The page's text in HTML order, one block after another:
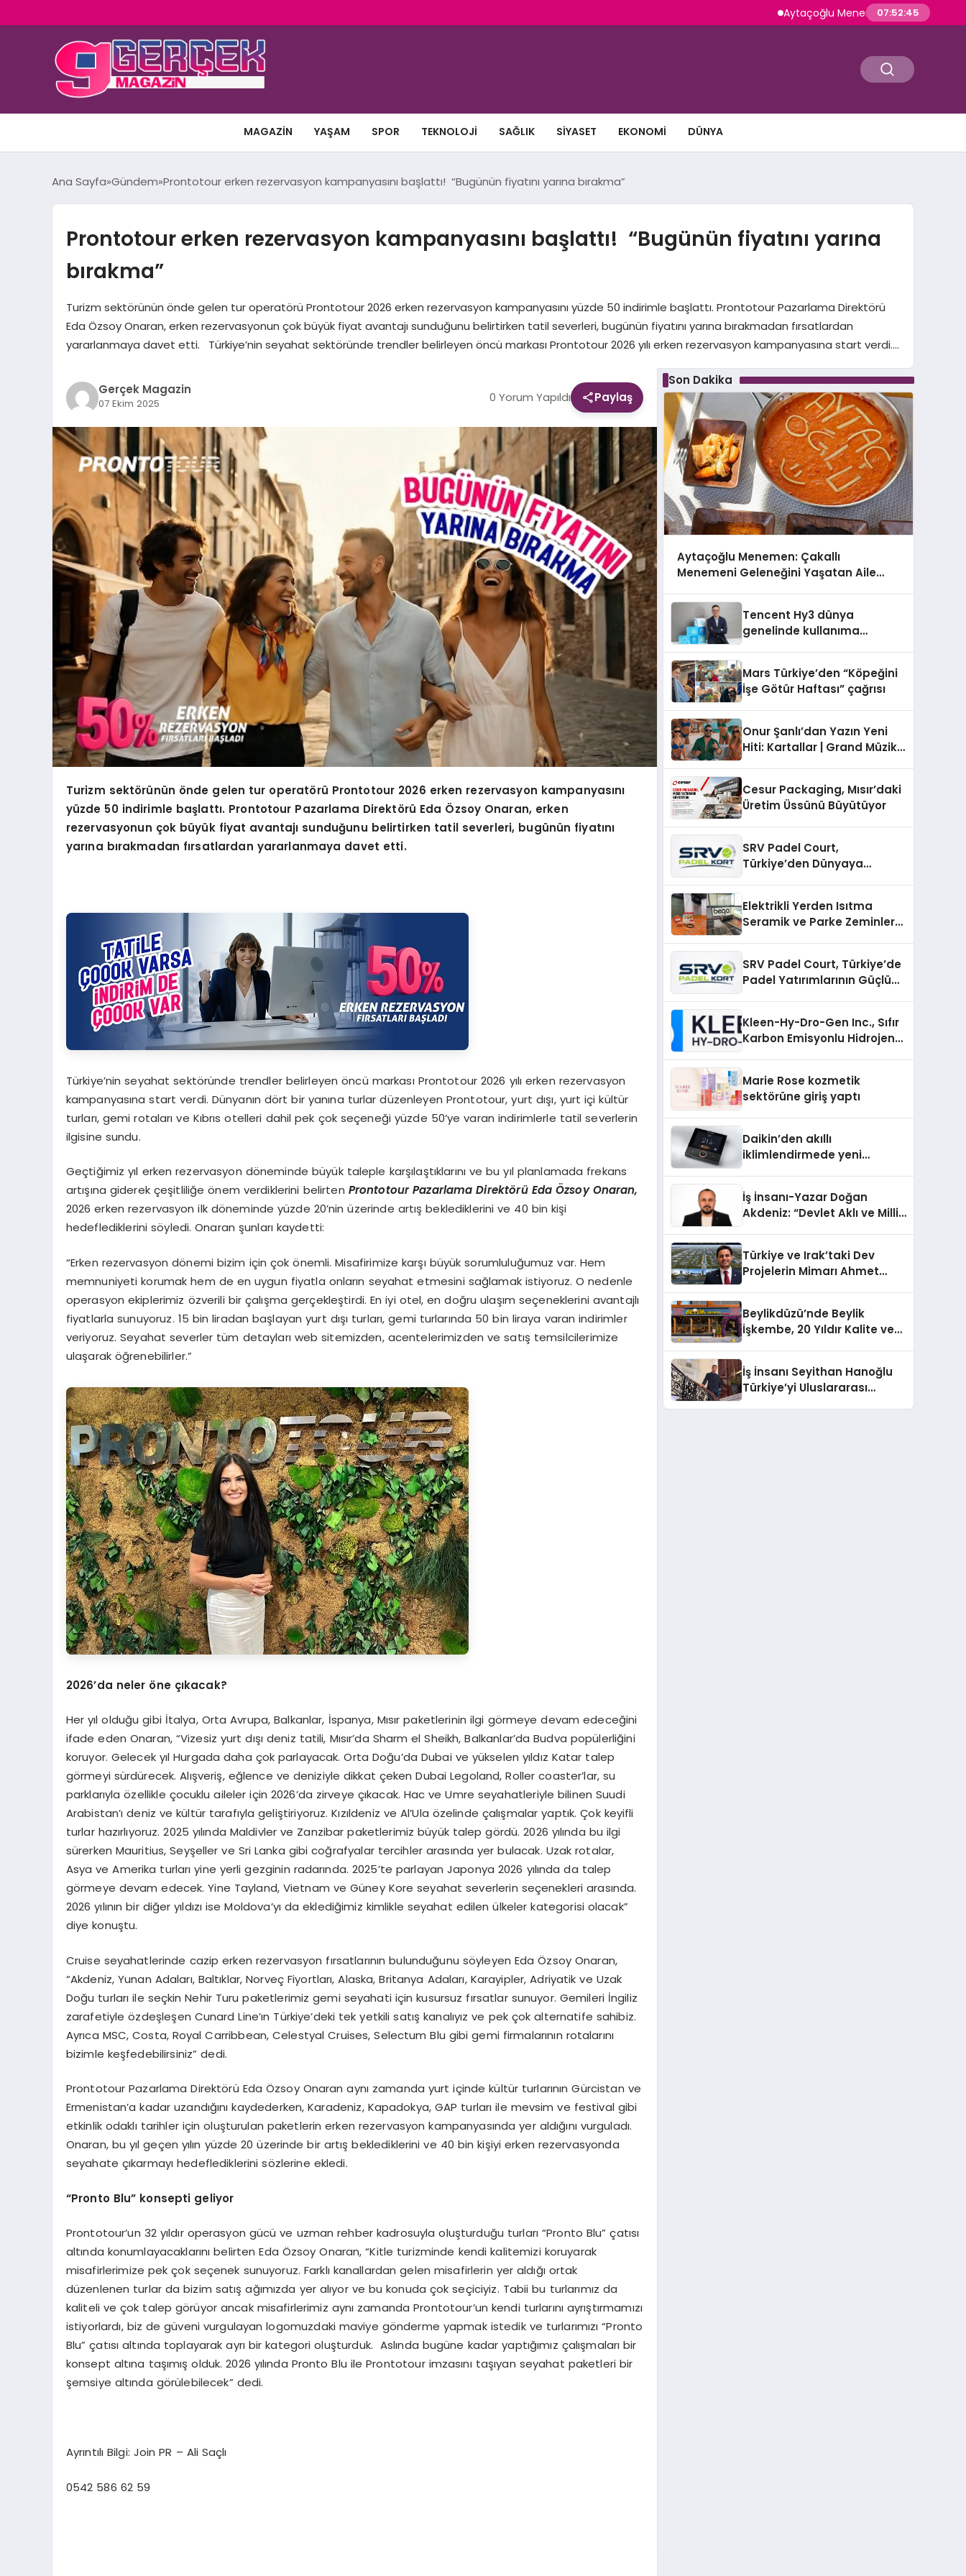
Aytaçoğlu Menemen: Çakallı Menemeni
07:52:47
MAGAZIN YAŞAM SPOR TEKNOLOJI SAĞLIK SIYASET EKONOMI DÜNYA
Ana Sayfa Gündem Prontotour erken rezervasyon kampanyasını başlattı! “Bugünün fiyatını yarına bırakma”
Prontotour erken rezervasyon kampanyasını başlattı! “Bugünün fiyatını yarına
bırakma”
Turizm sektörünün önde gelen tur operatörü Prontotour 2026 erken rezervasyon kampanyasını yüzde 50 indirimle başlattı. Prontotour Pazarlama Direktörü
Eda Özsoy Onaran, erken rezervasyonun çok büyük fiyat avantajı sunduğunu belirtirken tatil severleri, bugünün fiyatını yarına bırakmadan fırsatlardan
yararlanmaya davet etti. Türkiye’nin seyahat sektöründe trendler belirleyen öncü markası Prontotour 2026 yılı erken rezervasyon kampanyasına start verdi….
Gerçek Magazin
07 Ekim 2025 0 Yorum Yapıldı Paylaş
Turizm sektörünün önde gelen tur operatörü Prontotour 2026 erken rezervasyon kampanyasını
yüzde 50 indirimle başlattı. Prontotour Pazarlama Direktörü Eda Özsoy Onaran, erken
rezervasyonun çok büyük fiyat avantajı sunduğunu belirtirken tatil severleri, bugünün fiyatını
yarına bırakmadan fırsatlardan yararlanmaya davet etti.
Türkiye’nin seyahat sektöründe trendler belirleyen öncü markası Prontotour 2026 yılı erken rezervasyon
kampanyasına start verdi. Dünyanın dört bir yanına turlar düzenleyen Prontotour, yurt dışı, yurt içi kültür
turları, gemi rotaları ve Kıbrıs otelleri dahil pek çok seçeneği yüzde 50’ye varan indirimlerle tatil severlerin
ilgisine sundu.
Geçtiğimiz yıl erken rezervasyon döneminde büyük taleple karşılaştıklarını ve bu yıl planlamada frekans
artışına giderek çeşitliliğe önem verdiklerini belirten Prontotour Pazarlama Direktörü Eda Özsoy Onaran,
2026 erken rezervasyon ilk döneminde yüzde 20’nin üzerinde artış beklediklerini ve 40 bin kişi
hedeflediklerini söyledi. Onaran şunları kaydetti:
“Erken rezervasyon dönemi bizim için çok önemli. Misafirimize karşı büyük sorumluluğumuz var. Hem
memnuniyeti korumak hem de en uygun fiyatla onların seyahat etmesini sağlamak istiyoruz. O nedenle
operasyon ekiplerimiz özverili bir çalışma gerçekleştirdi. En iyi otel, en doğru ulaşım seçeneklerini avantajlı
fiyatlarla sunuyoruz. 15 bin liradan başlayan yurt dışı turları, gemi turlarında 50 bin liraya varan indirimler
veriyoruz. Seyahat severler tüm detayları web sitemizden, acentelerimizden ve satış temsilcilerimize
ulaşarak öğrenebilirler.”
2026’da neler öne çıkacak?
Her yıl olduğu gibi İtalya, Orta Avrupa, Balkanlar, İspanya, Mısır paketlerinin ilgi görmeye devam edeceğini
ifade eden Onaran, “Vizesiz yurt dışı deniz tatili, Mısır’da Sharm el Sheikh, Balkanlar’da Budva popülerliğini
koruyor. Gelecek yıl Hurgada daha çok parlayacak. Orta Doğu’da Dubai ve yükselen yıldız Katar talep
görmeyi sürdürecek. Alışveriş, eğlence ve deniziyle dikkat çeken Dubai Legoland, Roller coaster’lar, su
parklarıyla özellikle çocuklu aileler için 2026’da zirveye çıkacak. Hac ve Umre seyahatleriyle bilinen Suudi
Arabistan’ı deniz ve kültür tarafıyla geliştiriyoruz. Kızıldeniz ve Al’Ula özelinde çalışmalar yaptık. Çok keyifli
turlar hazırlıyoruz. 2025 yılında Maldivler ve Zanzibar paketlerimiz büyük talep gördü. 2026 yılında bu ilgi
sürerken Mauritius, Seyşeller ve Sri Lanka gibi coğrafyalar tercihler arasında yer bulacak. Uzak rotalar,
Asya ve Amerika turları yine yerli gezginin radarında. 2025’te parlayan Japonya 2026 yılında da talep
görmeye devam edecek. Yine Tayland, Vietnam ve Güney Kore seyahat severlerin seçenekleri arasında.
2026 yılının bir diğer yıldızı ise Moldova’yı da eklediğimiz kimlikle seyahat edilen ülkeler kategorisi olacak”
diye konuştu.
Cruise seyahatlerinde cazip erken rezervasyon fırsatlarının bulunduğunu söyleyen Eda Özsoy Onaran,
“Akdeniz, Yunan Adaları, Baltıklar, Norveç Fiyortları, Alaska, Britanya Adaları, Karayipler, Adriyatik ve Uzak
Doğu turları ile seçkin Nehir Turu paketlerimiz gemi seyahati için kusursuz fırsatlar sunuyor. Gemileri İngiliz
zarafetiyle özdeşleşen Cunard Line’ın Türkiye’deki tek yetkili satış kanalıyız ve pek çok alternatife sahibiz.
Ayrıca MSC, Costa, Royal Carribbean, Celestyal Cruises, Selectum Blu gibi gemi firmalarının rotalarını
bizimle keşfedebilirsiniz” dedi.
Prontotour Pazarlama Direktörü Eda Özsoy Onaran aynı zamanda yurt içinde kültür turlarının Gürcistan ve
Ermenistan’a kadar uzandığını kaydederken, Karadeniz, Kapadokya, GAP turları ile mevsim ve festival gibi
etkinlik odaklı tarihler için oluşturulan paketlerin erken rezervasyon kampanyasında yer aldığını vurguladı.
Onaran, bu yıl geçen yılın yüzde 20 üzerinde bir artış beklediklerini ve 40 bin kişiyi erken rezervasyonda
seyahate çıkarmayı hedeflediklerini sözlerine ekledi.
“Pronto Blu” konsepti geliyor
Prontotour’un 32 yıldır operasyon gücü ve uzman rehber kadrosuyla oluşturduğu turları “Pronto Blu” çatısı
altında konumlayacaklarını belirten Eda Özsoy Onaran, “Kitle turizminde kendi kalitemizi koruyarak
misafirlerimize pek çok seçenek sunuyoruz. Farklı kanallardan gelen misafirlerin yer aldığı ortak
düzenlenen turlar da bizim satış ağımızda yer alıyor ve bu konuda çok seçiciyiz. Tabii bu turlarımız da
kaliteli ve çok talep görüyor ancak misafirlerimiz aynı zamanda Prontotour’un kendi turlarını ayrıştırmamızı
istiyorlardı, biz de güveni vurgulayan logomuzdaki maviye gönderme yapmak istedik ve turlarımızı “Pronto
Blu” çatısı altında toplayarak ayrı bir kategori oluşturduk. Aslında bugüne kadar yaptığımız çalışmaları bir
konsept altına taşımış olduk. 2026 yılında Pronto Blu ile Prontotour imzasını taşıyan seyahat paketleri bir
şemsiye altında görülebilecek” dedi.
Ayrıntılı Bilgi: Join PR – Ali Saçlı
0542 586 62 59
Son Dakika
Aytaçoğlu Menemen: Çakallı
Menemeni Geleneğini Yaşatan Aile
Tencent Hy3 dünya
genelinde kullanıma
Mars Türkiye’den “Köpeğini
İşe Götür Haftası” çağrısı
Onur Şanlı’dan Yazın Yeni
Hiti: Kartallar | Grand Müzik
Cesur Packaging, Mısır’daki
Üretim Üssünü Büyütüyor
SRV Padel Court,
Türkiye’den Dünyaya
Elektrikli Yerden Isıtma
Seramik ve Parke Zeminler
SRV Padel Court, Türkiye’de
Padel Yatırımlarının Güçlü
Kleen-Hy-Dro-Gen Inc., Sıfır
Karbon Emisyonlu Hidrojen
Aldı
Marie Rose kozmetik
sektörüne giriş yaptı
Daikin’den akıllı
iklimlendirmede yeni
İş İnsanı-Yazar Doğan
Akdeniz: “Devlet Aklı ve Milli
Türkiye ve Irak’taki Dev
Projelerin Mimarı Ahmet
Holding Industrial City”
Projesini Hayata Geçirecek
Beylikdüzü’nde Beylik
İşkembe, 20 Yıldır Kalite ve
İş İnsanı Seyithan Hanoğlu
Türkiye’yi Uluslararası